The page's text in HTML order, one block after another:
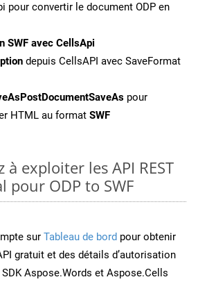
pour convertir le document ODP en
SWF avec CellsApi
depuis CellsAPI avec SaveFormat
pour
HTML au format SWF
à exploiter les API REST
pour ODP to SWF
sur Tableau de bord pour obtenir
gratuit et des détails d’autorisation
Aspose.Words et Aspose.Cells